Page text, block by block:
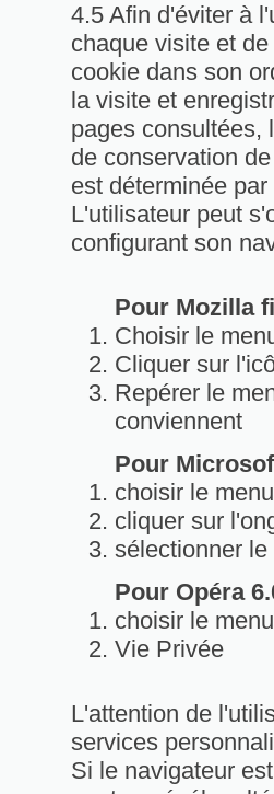
4.5 Afin d'éviter à
chaque visite et
cookie dans son
la visite et
pages consultées,
de conservation
est déterminée
L'utilisateur peut
configurant son
Pour Mozilla
Choisir le
Cliquer sur
Repérer le
conviennent
Pour
choisir le
cliquer sur
sélectionner
Pour Opéra
choisir le
Vie Privée
L'attention de
services
Si le navigateur